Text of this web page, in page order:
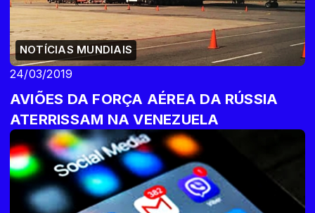
NOTÍCIAS MUNDIAIS
24/03/2019
AVIÕES DA FORÇA AÉREA DA RÚSSIA
ATERRISSAM NA VENEZUELA